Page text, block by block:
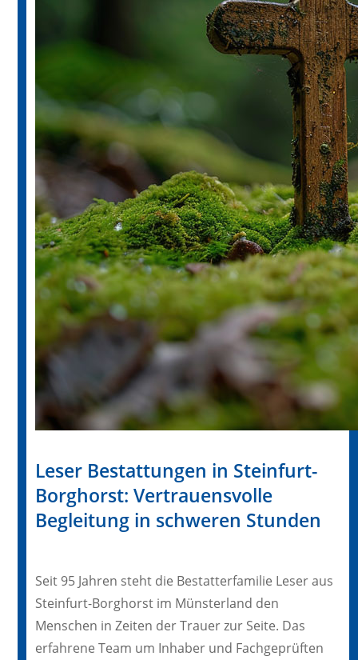
Leser Bestattungen in Steinfurt-
Borghorst: Vertrauensvolle
Begleitung in schweren Stunden
Seit 95 Jahren steht die Bestatterfamilie Leser aus
Steinfurt-Borghorst im Münsterland den
Menschen in Zeiten der Trauer zur Seite. Das
erfahrene Team um Inhaber und Fachgeprüften